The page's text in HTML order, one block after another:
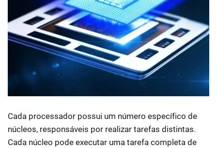
Cada processador possui um número específico de
núcleos, responsáveis por realizar tarefas distintas.
Cada núcleo pode executar uma tarefa completa de